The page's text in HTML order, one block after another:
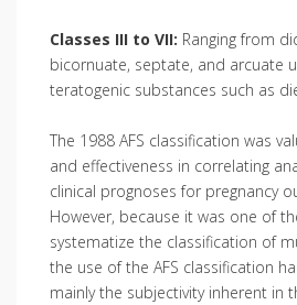
Classes III to VII: Ranging from
bicornuate, septate, and arcuate
teratogenic substances such as
The 1988 AFS classification was
and effectiveness in correlating
clinical prognoses for pregnancy
However, because it was one of
systematize the classification of
the use of the AFS classification
mainly the subjectivity inherent in